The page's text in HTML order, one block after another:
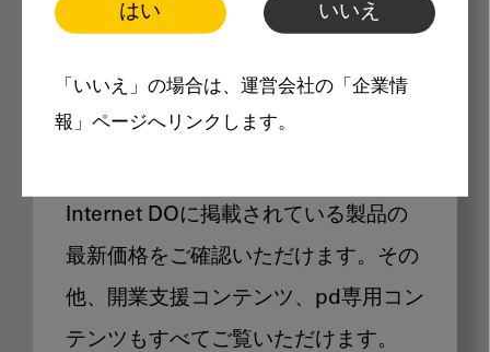
はい いいえ
「いいえ」の場合は、運営会社の「企業情
報」ページへリンクします。
製品価格も閲覧可能
Internet DOに掲載されている製品の
最新価格をご確認いただけます。その
他、開業支援コンテンツ、pd専用コン
テンツもすべてご覧いただけます。